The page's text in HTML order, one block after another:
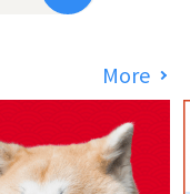
More